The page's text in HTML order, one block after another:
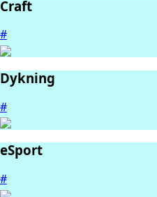
Craft
#
Dykning
#
eSport
#